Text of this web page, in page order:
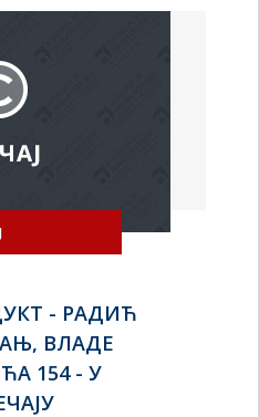
- РАДИЋ
ВЛАДЕ
154 - У